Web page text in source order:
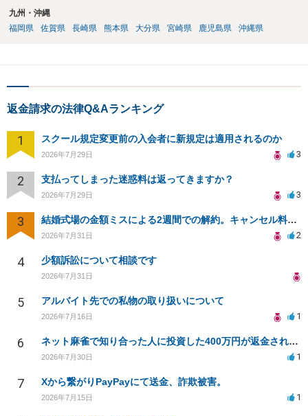
九州・沖縄
福岡県
佐賀県 長崎県 熊本県 大分県 宮崎県 鹿児島県 沖縄県
返金請求の法律Q&Aランキング
1 スクール規定変更前の入会者に新規定は適用されるのか
2026年7月29日 3
2 支払ってしまった迷惑料は返ってきますか？
2026年7月29日 3
3 結婚式場の金額ミスによる2週間での解約。キャンセル料10万円の免除は可能か。
2026年7月31日 2
4 少額訴訟について相談です
2026年7月31日
5 アルバイト先での私物の取り扱いについて
2026年7月16日 1
6 ネット麻雀で知り合った人に投資した400万円が返金されない
2026年7月30日 1
7 Xから繋がりPayPayにて送金、詐欺被害。
2026年7月15日 1